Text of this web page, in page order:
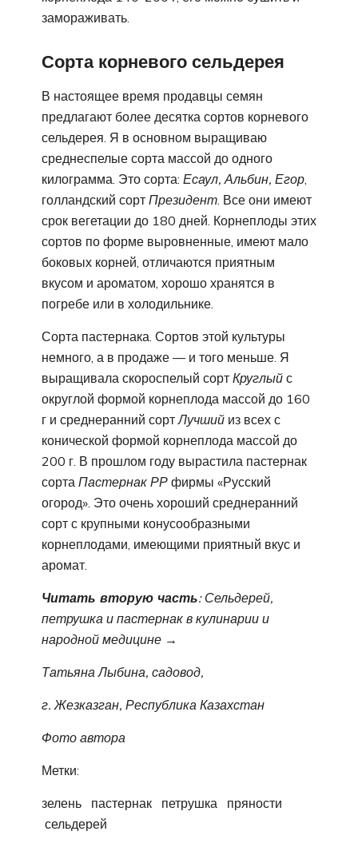
замораживать.
Сорта корневого сельдерея
В настоящее время продавцы семян
предлагают более десятка сортов корневого
сельдерея. Я в основном выращиваю
среднеспелые сорта массой до одного
килограмма. Это сорта: Есаул, Альбин, Егор
голландский сорт Президент . Все они имеют
срок вегетации до 180 дней. Корнеплоды этих
сортов по форме выровненные, имеют мало
боковых корней, отличаются приятным
вкусом и ароматом, хорошо хранятся в
погребе или в холодильнике.
Сорта пастернака. Сортов этой культуры
немного, а в продаже — и того меньше. Я
выращивала скороспелый сорт Круглый с
округлой формой корнеплода массой до 160
г и среднеранний сортЛучший из всех с
конической формой корнеплода массой до
200 г. В прошлом году вырастила пастернак
сорта Пастернак РР фирмы «Русский
огород». Это очень хороший среднеранний
сорт с крупными конусообразными
корнеплодами, имеющими приятный вкус и
аромат.
Читать вторую часть: Сельдерей,
петрушка и пастернак в кулинарии и
народной медицине →
Татьяна Лыбина, садовод,
г. Жезказган, Республика Казахстан
Фото автора
Метки:
зелень пастернак петрушка пряности
сельдерей